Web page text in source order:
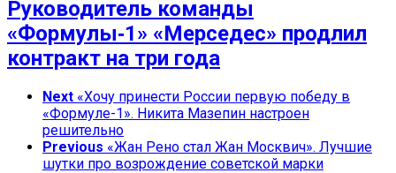
Руководитель команды
«Формулы‑1» «Мерседес» продлил
контракт на три года
Next «Хочу принести России первую победу в
«Формуле-1». Никита Мазепин настроен
решительно
Previous «Жан Рено стал Жан Москвич». Лучшие
шутки про возрождение советской марки